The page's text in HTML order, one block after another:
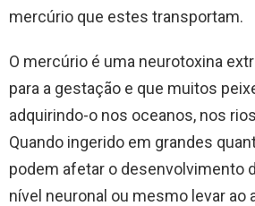
mercúrio que estes transportam.
O mercúrio é uma neurotoxina
para a gestação e que muitos
adquirindo-o nos oceanos, nos
Quando ingerido em grandes
podem afetar o desenvolvimento
nível neuronal ou mesmo levar ao